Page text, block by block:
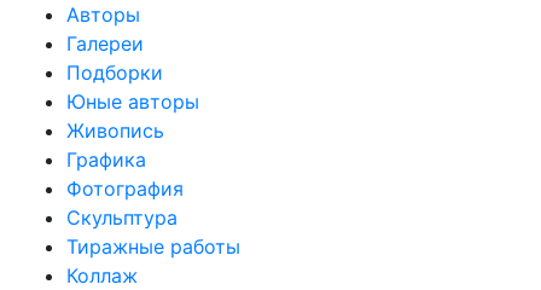
Авторы
Галереи
Подборки
Юные авторы
Живопись
Графика
Фотография
Скульптура
Тиражные работы
Коллаж